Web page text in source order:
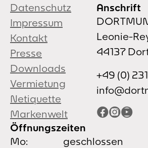
Datenschutz
Impressum
Kontakt
Presse
Downloads
Vermietung
Netiquette
Markenwelt
Anschrift
Leonie-
44137
+49 (0)
Facebook
Öffnungszeiten
Mo:
geschlossen